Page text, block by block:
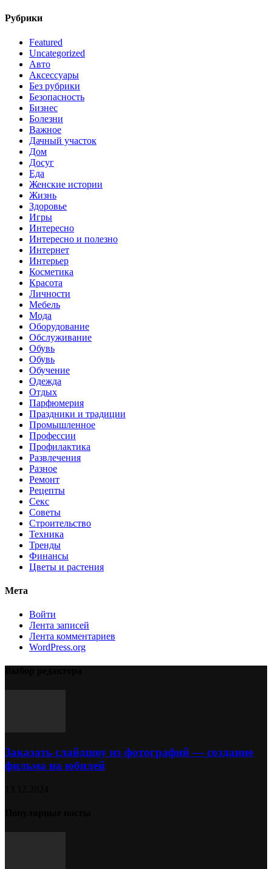
Рубрики
Featured
Uncategorized
Авто
Аксессуары
Без рубрики
Безопасность
Бизнес
Болезни
Важное
Дачный участок
Дом
Досуг
Еда
Женские истории
Жизнь
Здоровье
Игры
Интересно
Интересно и полезно
Интернет
Интерьер
Косметика
Красота
Личности
Мебель
Мода
Оборудование
Обслуживание
Обувь
Обувь
Обучение
Одежда
Отдых
Парфюмерия
Праздники и традиции
Промышленное
Профессии
Профилактика
Развлечения
Разное
Ремонт
Рецепты
Секс
Советы
Строительство
Техника
Тренды
Финансы
Цветы и растения
Мета
Войти
Лента записей
Лента комментариев
WordPress.org
Заказать слайдшоу из фотографий — создание
фильма на юбилей